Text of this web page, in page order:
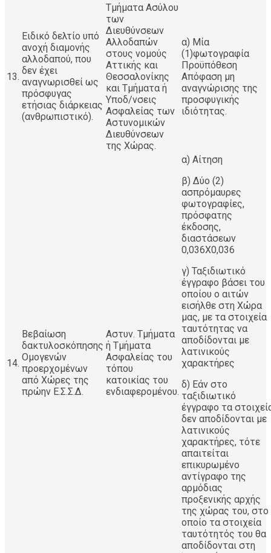
13.
Ειδικό δελτίο υπό
ανοχή διαμονής
αλλοδαπού, που
δεν έχει
αναγνωρισθεί ως
πρόσφυγας
ετήσιας διάρκειας
(ανθρωπιστικό).
Τμήματα Ασύλου
των
Διευθύνσεων
Αλλοδαπών
στους νομούς
Αττικής και
Θεσσαλονίκης
και Τμήματα ή
Υποδ/νσεις
Ασφαλείας των
Αστυνομικών
Διευθύνσεων
της Χώρας.
α) Μία
(1)φωτογραφία
Προϋπόθεση
Απόφαση μη
αναγνώρισης της
προσφυγικής
ιδιότητας.
14.
Βεβαίωση
δακτυλοσκόπησης
Ομογενών
προερχομένων
από Χώρες της
πρώην Ε.Σ.Σ.Δ.
Αστυν. Τμήματα
ή Τμήματα
Ασφαλείας του
τόπου
κατοικίας του
ενδιαφερομένου.
α) Αίτηση
β) Δύο (2)
ασπρόμαυρες
φωτογραφίες,
πρόσφατης
έκδοσης,
διαστάσεων
0,036Χ0,036
γ) Ταξιδιωτικό
έγγραφο βάσει του
οποίου ο αιτών
εισήλθε στη Χώρα
μας, με τα στοιχεία
ταυτότητας να
αποδίδονται με
λατινικούς
χαρακτήρες
δ) Εάν στο
ταξιδιωτικό
έγγραφο τα
δεν αποδίδονται με
λατινικούς
χαρακτήρες, τότε
απαιτείται
επικυρωμένο
αντίγραφο της
αρμόδιας
προξενικής αρχής
της χώρας του, στο
οποίο τα στοιχεία
ταυτότητός του θα
αποδίδονται στη